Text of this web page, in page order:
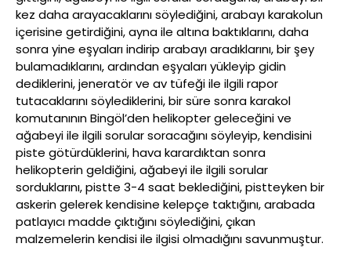
kez daha arayacaklarını söylediğini, arabayı karakolun
içerisine getirdiğini, ayna ile altına baktıklarını, daha
sonra yine eşyaları indirip arabayı aradıklarını, bir şey
bulamadıklarını, ardından eşyaları yükleyip gidin
dediklerini, jeneratör ve av tüfeği ile ilgili rapor
tutacaklarını söylediklerini, bir süre sonra karakol
komutanının Bingöl’den helikopter geleceğini ve
ağabeyi ile ilgili sorular soracağını söyleyip, kendisini
piste götürdüklerini, hava karardıktan sonra
helikopterin geldiğini, ağabeyi ile ilgili sorular
sorduklarını, pistte 3-4 saat beklediğini, pistteyken bir
askerin gelerek kendisine kelepçe taktığını, arabada
patlayıcı madde çıktığını söylediğini, çıkan
malzemelerin kendisi ile ilgisi olmadığını savunmuştur.